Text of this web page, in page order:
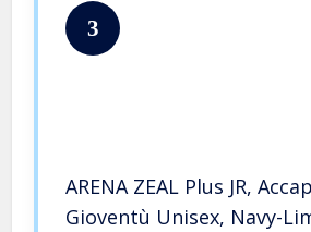
3
ARENA ZEAL Plus JR,
Gioventù Unisex, Navy-